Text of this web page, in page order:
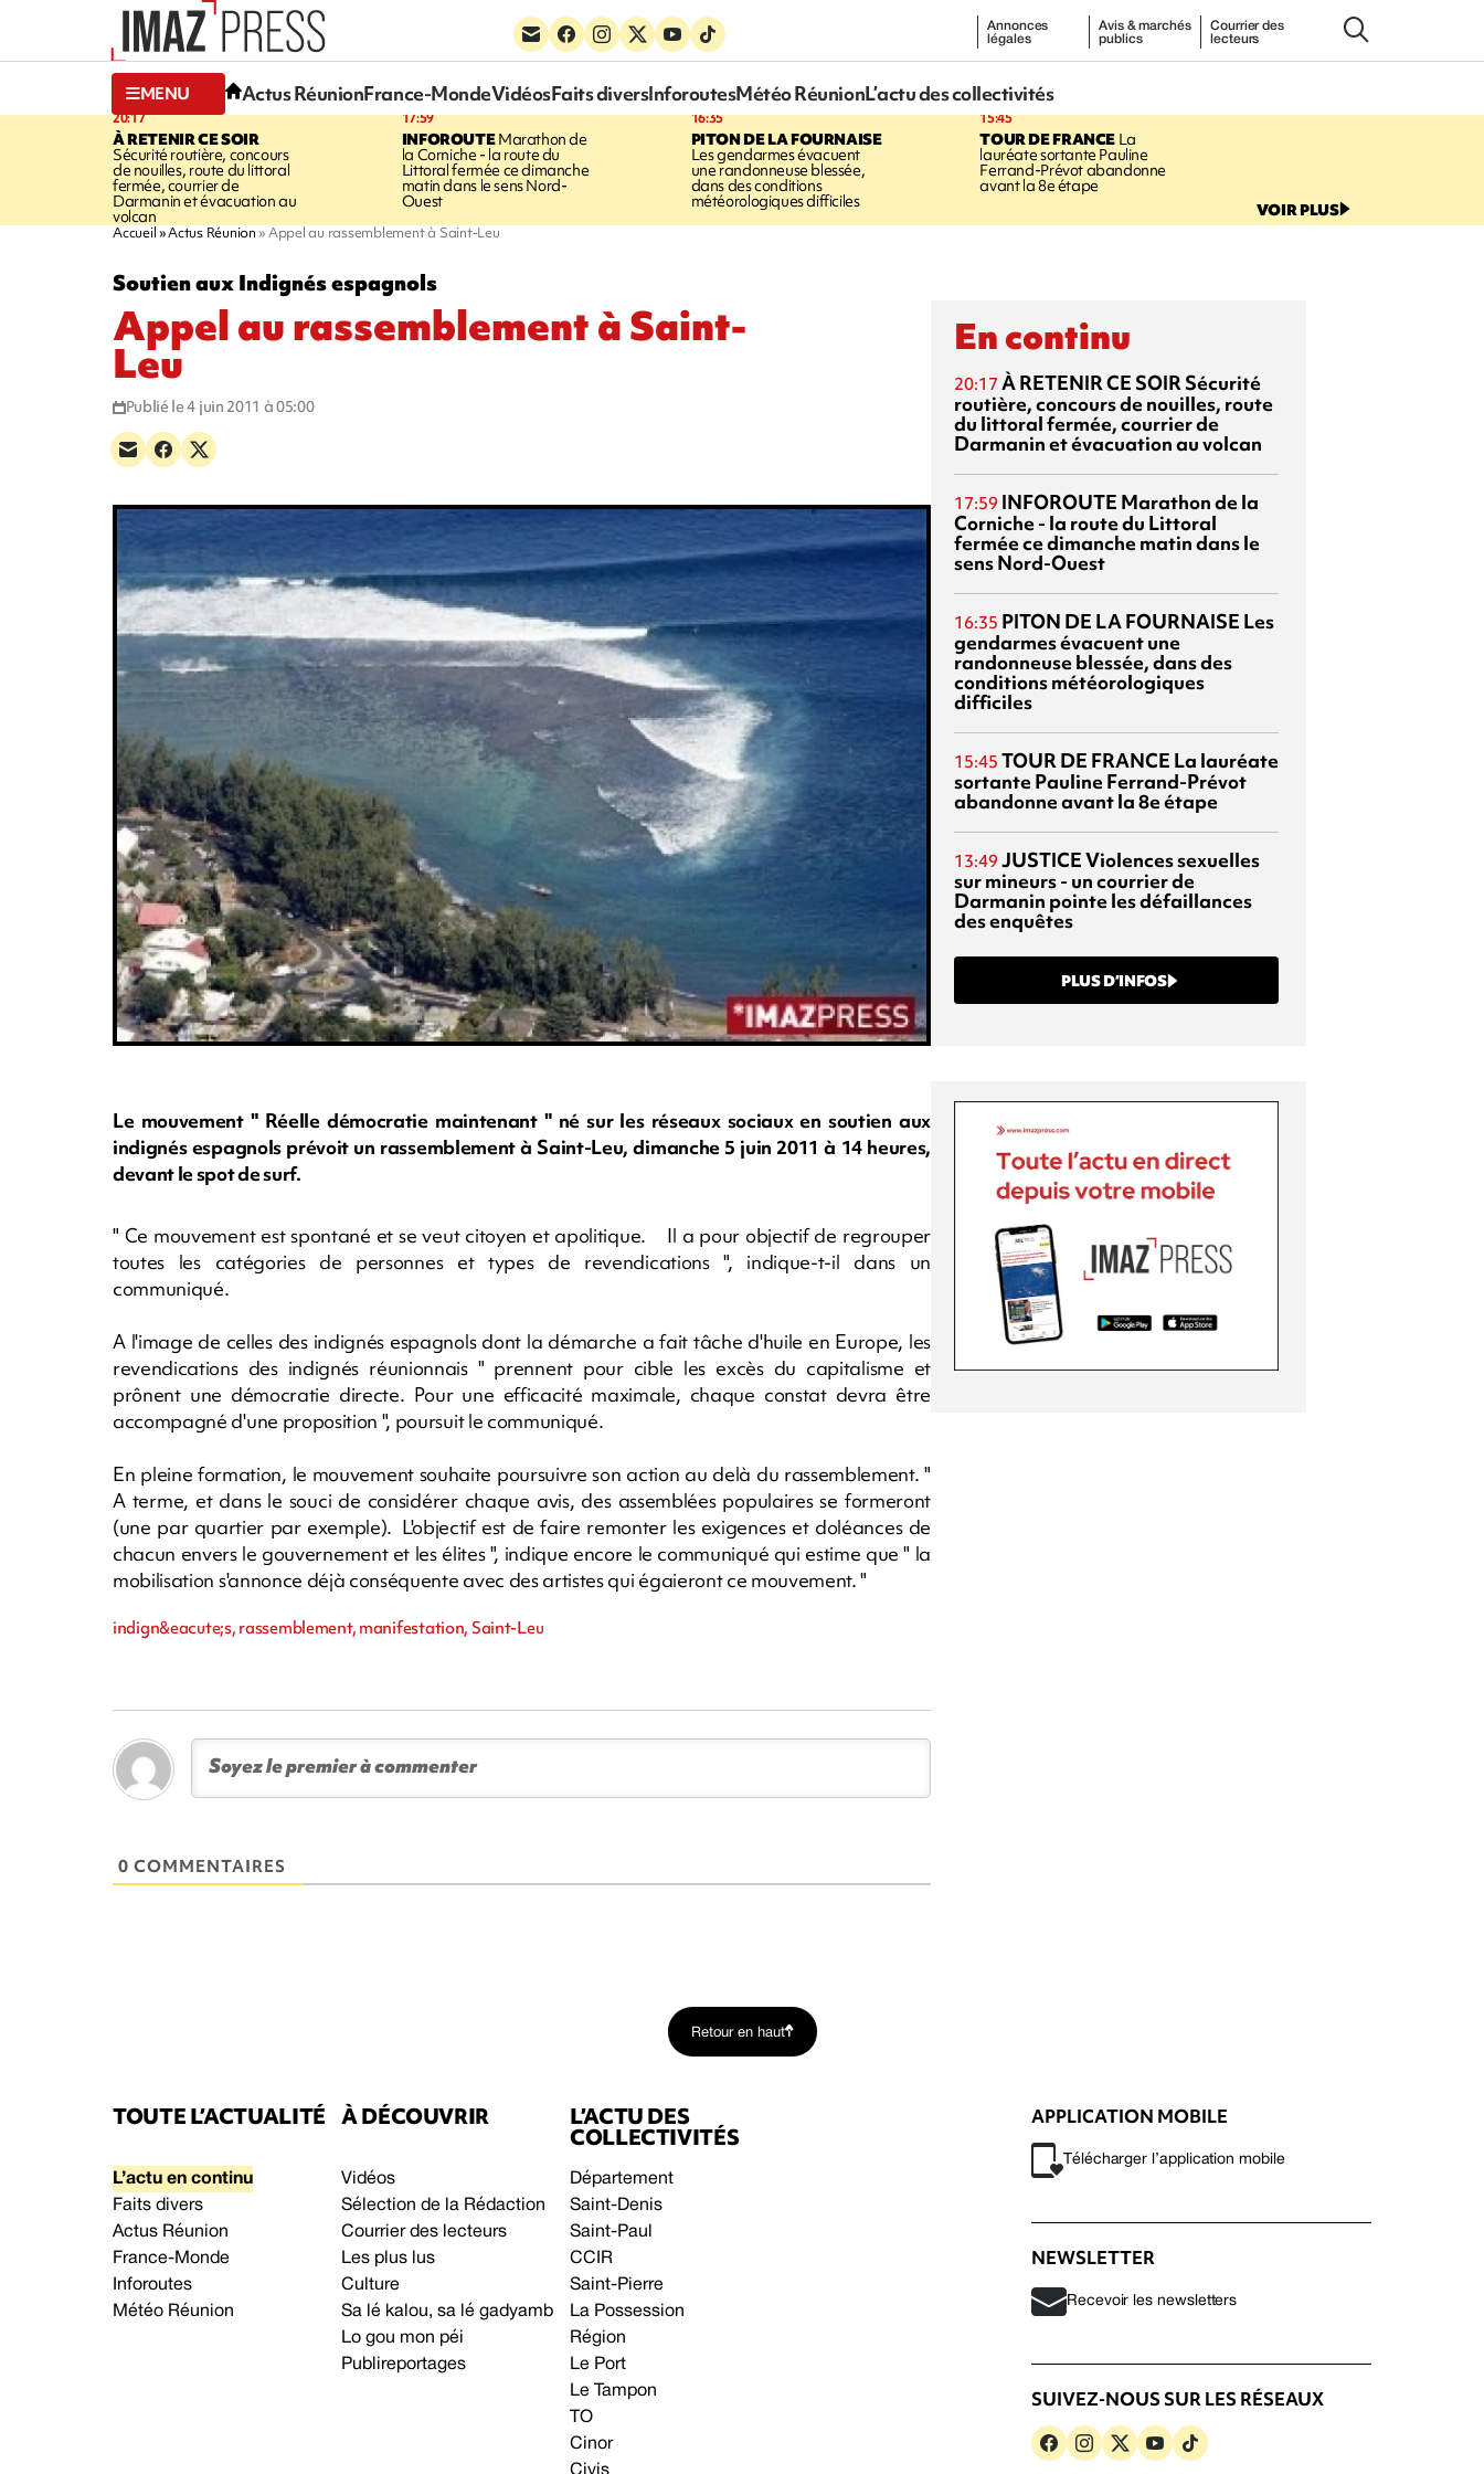
Annonces
légales
Avis & marchés
publics
Courrier des
lecteurs
MENU Actus RéunionFrance-MondeVidéosFaits diversInforoutesMétéo RéunionL’actu des collectivités
20:17
À RETENIR CE SOIR
Sécurité routière, concours
de nouilles, route du littoral
fermée, courrier de
Darmanin et évacuation au
volcan
17:59
INFOROUTEMarathon de
la Corniche - la route du
Littoral fermée ce dimanche
matin dans le sens Nord-
Ouest
16:35
PITON DE LA FOURNAISE
Les gendarmes évacuent
une randonneuse blessée,
dans des conditions
météorologiques difficiles
15:45
TOUR DE FRANCELa
lauréate sortante Pauline
Ferrand-Prévot abandonne
avant la 8e étape
VOIR PLUS
Accueil Actus Réunion Appel au rassemblement à Saint-Leu
Soutien aux Indignés espagnols
Appel au rassemblement à Saint-
Leu
Publié le 4 juin 2011 à 05:00
Le mouvement " Réelle démocratie maintenant " né sur les réseaux sociaux en soutien aux
indignés espagnols prévoit un rassemblement à Saint-Leu, dimanche 5 juin 2011 à 14 heures,
devant le spot de surf.
" Ce mouvement est spontané et se veut citoyen et apolitique. Il a pour objectif de regrouper
toutes les catégories de personnes et types de revendications ", indique-t-il dans un
communiqué.
A l'image de celles des indignés espagnols dont la démarche a fait tâche d'huile en Europe, les
revendications des indignés réunionnais " prennent pour cible les excès du capitalisme et
prônent une démocratie directe. Pour une efficacité maximale, chaque constat devra être
accompagné d'une proposition ", poursuit le communiqué.
En pleine formation, le mouvement souhaite poursuivre son action au delà du rassemblement. "
A terme, et dans le souci de considérer chaque avis, des assemblées populaires se formeront
(une par quartier par exemple). L'objectif est de faire remonter les exigences et doléances de
chacun envers le gouvernement et les élites ", indique encore le communiqué qui estime que " la
mobilisation s'annonce déjà conséquente avec des artistes qui égaieront ce mouvement. "
indign&eacute;s, rassemblement, manifestation, Saint-Leu
0 COMMENTAIRES
En continu
20:17 À RETENIR CE SOIR Sécurité
routière, concours de nouilles, route
du littoral fermée, courrier de
Darmanin et évacuation au volcan
17:59 INFOROUTE Marathon de la
Corniche - la route du Littoral
fermée ce dimanche matin dans le
sens Nord-Ouest
16:35 PITON DE LA FOURNAISE Les
gendarmes évacuent une
randonneuse blessée, dans des
conditions météorologiques
difficiles
15:45 TOUR DE FRANCE La lauréate
sortante Pauline Ferrand-Prévot
abandonne avant la 8e étape
13:49 JUSTICEViolences sexuelles
sur mineurs - un courrier de
Darmanin pointe les défaillances
des enquêtes
PLUS D’INFOS
Retour en haut
TOUTE L’ACTUALITÉ
L’actu en continu
Faits divers
Actus Réunion
France-Monde
Inforoutes
Météo Réunion
À DÉCOUVRIR
Vidéos
Sélection de la Rédaction
Courrier des lecteurs
Les plus lus
Culture
Sa lé kalou, sa lé gadyamb
Lo gou mon péi
Publireportages
L’ACTU DES
COLLECTIVITÉS
Département
Saint-Denis
Saint-Paul
CCIR
Saint-Pierre
La Possession
Région
Le Port
Le Tampon
TO
Cinor
Civis
APPLICATION MOBILE
Télécharger l’application mobile
NEWSLETTER
Recevoir les newsletters
SUIVEZ-NOUS SUR LES RÉSEAUX